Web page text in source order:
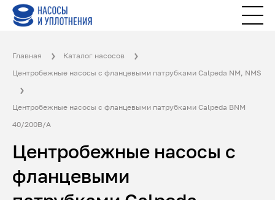
Главная
Каталог насосов
Центробежные насосы с фланцевыми патрубками Calpeda NM, NMS
Центробежные насосы с фланцевыми патрубками Calpeda BNM
40/200B/A
Центробежные насосы с
фланцевыми